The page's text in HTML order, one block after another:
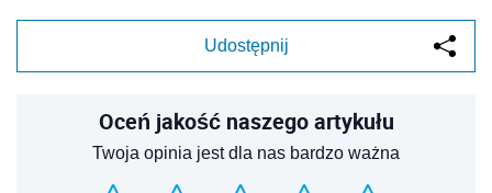
Udostępnij
Oceń jakość naszego artykułu
Twoja opinia jest dla nas bardzo ważna